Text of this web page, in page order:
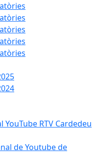
YouTube RTV Cardedeu
de Youtube de